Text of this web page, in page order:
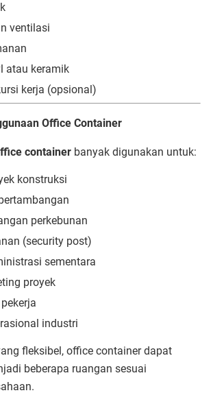
ventilasi
atau keramik
kerja (opsional)
Office Container
container banyak digunakan untuk:
konstruksi
perkebunan
(security post)
sementara
proyek
industri
fleksibel, office container dapat
beberapa ruangan sesuai